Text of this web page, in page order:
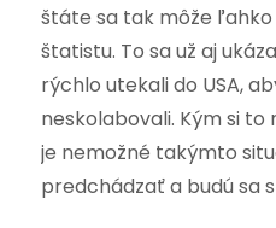
štáte sa tak môže
štatistu. To sa už aj
rýchlo utekali do USA,
neskolabovali. Kým si to
je nemožné takýmto
predchádzať a budú sa